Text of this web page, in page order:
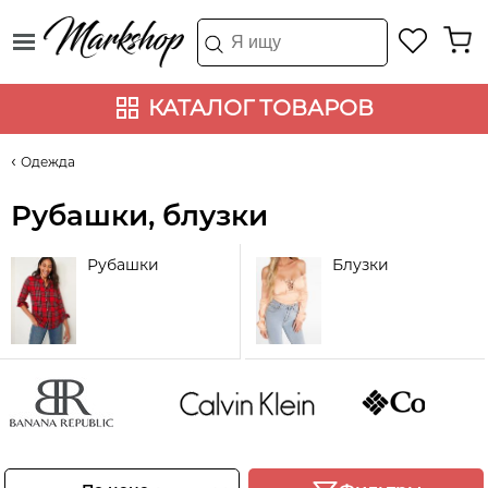
КАТАЛОГ ТОВАРОВ
Одежда
Рубашки, блузки
Рубашки Блузки